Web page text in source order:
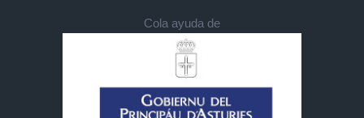
Cola ayuda de